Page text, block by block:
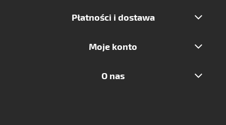
Płatności i dostawa
Moje konto
O nas